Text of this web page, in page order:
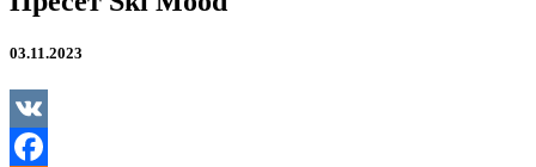
03.11.2023
VK